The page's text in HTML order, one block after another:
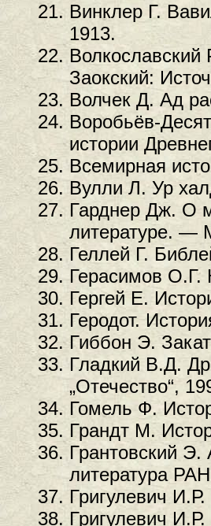
Винклер Г.
1913.
Заокский:
Волчек Д. Ад
Воробьёв-
истории
Всемирная
Вулли Л. Ур
Гарднер Дж. О
литературе. —
Геллей Г.
Герасимов О.Г.
Гергей Е.
Геродот.
Гиббон Э.
Гладкий В.Д.
„Отечество“,
Гомель Ф.
Грандт М.
Грантовский
литература
Григулевич
Григулевич